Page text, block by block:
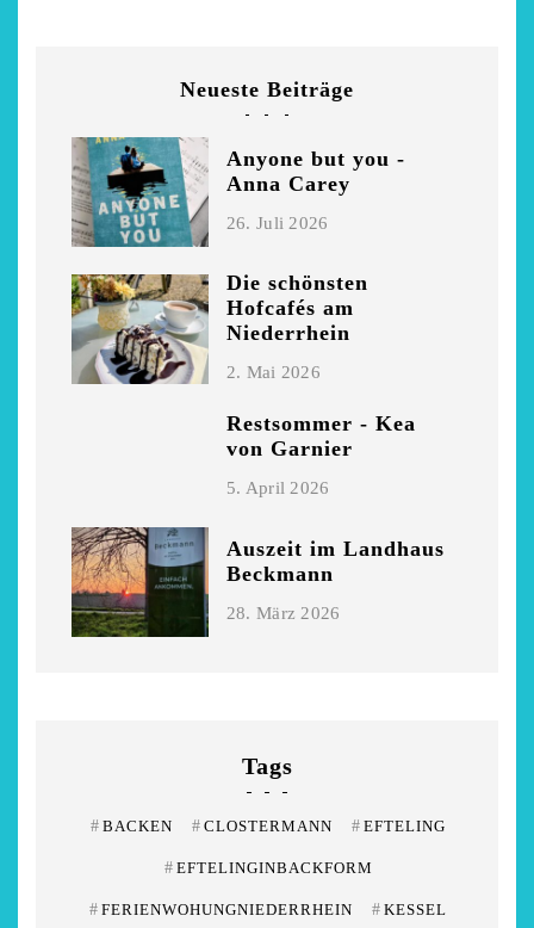
Neueste Beiträge
Anyone but you -
Anna Carey
26. Juli 2026
Die schönsten
Hofcafés am
Niederrhein
2. Mai 2026
Restsommer - Kea
von Garnier
5. April 2026
Auszeit im Landhaus
Beckmann
28. März 2026
Tags
# BACKEN # CLOSTERMANN # EFTELING
# EFTELINGINBACKFORM
# FERIENWOHUNGNIEDERRHEIN # KESSEL